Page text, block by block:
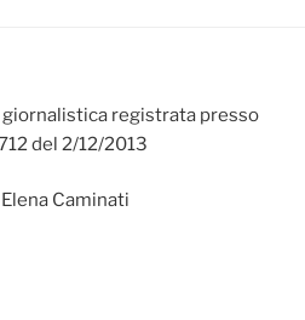
registrata presso
del 2/12/2013
Caminati